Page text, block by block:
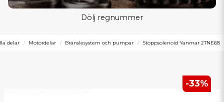
Dölj regnummer
delar Motordelar Bränslesystem och pumpar Stoppsolenoid Yanmar 2TNE68
-33%